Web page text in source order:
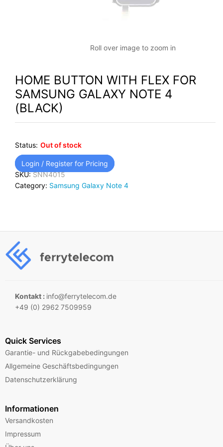
Roll over image to zoom in
HOME BUTTON WITH FLEX FOR
SAMSUNG GALAXY NOTE 4
(BLACK)
Status: Out of stock
Login / Register for Pricing
SKU:SNN4015
Category: Samsung Galaxy Note 4
Kontakt : info@ferrytelecom.de
+49 (0) 2962 7509959
Quick Services
Garantie- und Rückgabebedingungen
Allgemeine Geschäftsbedingungen
Datenschutzerklärung
Informationen
Versandkosten
Impressum